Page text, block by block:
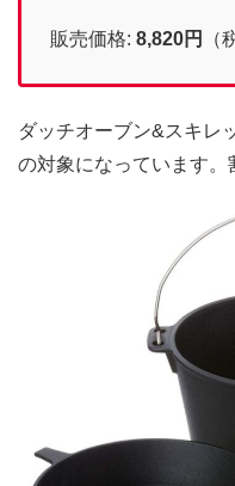
販売価格: 8,820円 （
ダッチオーブン&スキレ
の対象になっています。